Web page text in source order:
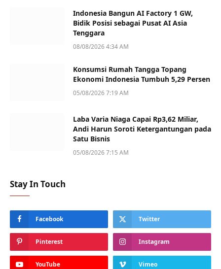
Indonesia Bangun AI Factory 1 GW,
Bidik Posisi sebagai Pusat AI Asia
Tenggara
08/08/2026 4:34 AM
Konsumsi Rumah Tangga Topang
Ekonomi Indonesia Tumbuh 5,29 Persen
05/08/2026 7:19 AM
Laba Varia Niaga Capai Rp3,62 Miliar,
Andi Harun Soroti Ketergantungan pada
Satu Bisnis
05/08/2026 7:15 AM
Stay In Touch
Facebook Twitter
Pinterest Instagram
YouTube Vimeo